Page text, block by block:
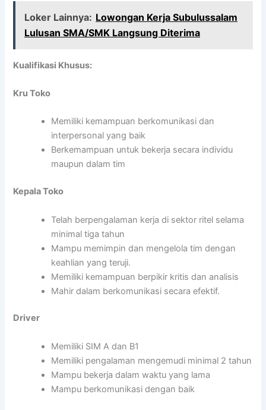
Loker Lainnya: Lowongan Kerja Subulussalam
Lulusan SMA/SMK Langsung Diterima
Kualifikasi Khusus:
Kru Toko
Memiliki kemampuan berkomunikasi dan
interpersonal yang baik
Berkemampuan untuk bekerja secara individu
maupun dalam tim
Kepala Toko
Telah berpengalaman kerja di sektor ritel selama
minimal tiga tahun
Mampu memimpin dan mengelola tim dengan
keahlian yang teruji.
Memiliki kemampuan berpikir kritis dan analisis
Mahir dalam berkomunikasi secara efektif.
Driver
Memiliki SIM A dan B1
Memiliki pengalaman mengemudi minimal 2 tahun
Mampu bekerja dalam waktu yang lama
Mampu berkomunikasi dengan baik